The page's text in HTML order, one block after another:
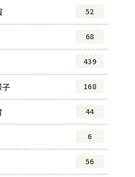
52
68
439
168
44
6
56